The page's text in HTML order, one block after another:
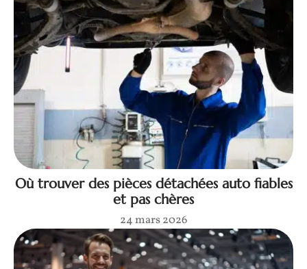
Où trouver des pièces détachées auto fiables
et pas chères
24 mars 2026